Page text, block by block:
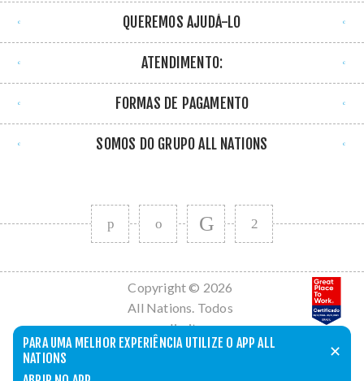
PARA UMA MELHOR EXPERIÊNCIA UTILIZE O APP ALL
NATIONS
✕
QUEREMOS AJUDÁ-LO
ATENDIMENTO:
FORMAS DE PAGAMENTO
SOMOS DO GRUPO ALL NATIONS
Copyright © 2026
All Nations. Todos
os direitos
reservados.